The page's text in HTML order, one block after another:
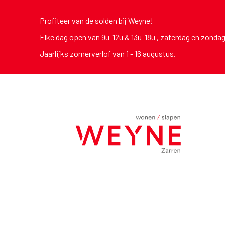
Profiteer van de solden bij Weyne!
Elke dag open van 9u-12u & 13u-18u , zaterdag en
Jaarlijks zomerverlof van 1 - 16 augustus.